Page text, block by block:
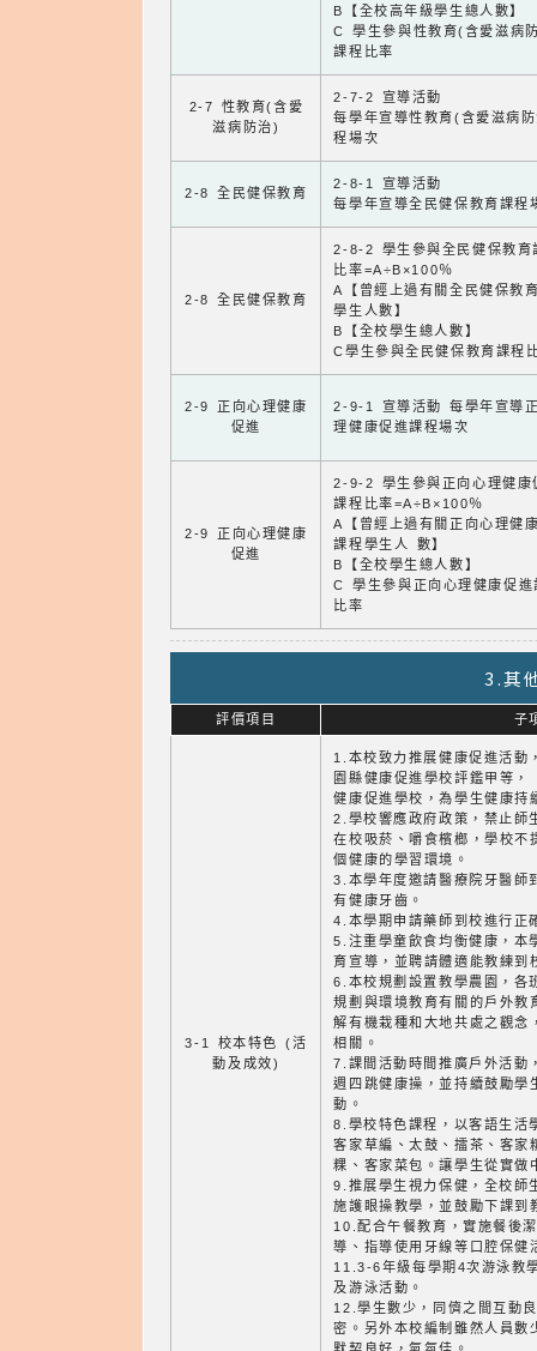
B【全校高年級學生總人數】
C 學生參與性教育(含愛滋病
課程比率
2-7 性教育(含愛
滋病防治)
2-7-2 宣導活動
每學年宣導性教育(含愛滋病
程場次
2-8 全民健保教育
2-8-1 宣導活動
每學年宣導全民健保教育課程
2-8 全民健保教育
2-8-2 學生參與全民健保教育
比率=A÷B×100％
A【曾經上過有關全民健保教
學生人數】
B【全校學生總人數】
C學生參與全民健保教育課程
2-9 正向心理健康
促進
2-9-1 宣導活動 每學年宣導
理健康促進課程場次
2-9 正向心理健康
促進
2-9-2 學生參與正向心理健康
課程比率=A÷B×100％
A【曾經上過有關正向心理健
課程學生人 數】
B【全校學生總人數】
C 學生參與正向心理健康促進
比率
3.其
評價項目 子
3-1 校本特色 (活
動及成效)
1.本校致力推展健康促進活動
園縣健康促進學校評鑑甲等，
健康促進學校，為學生健康持
2.學校響應政府政策，禁止師
在校吸菸、嚼食檳榔，學校不
個健康的學習環境。
3.本學年度邀請醫療院牙醫師
有健康牙齒。
4.本學期申請藥師到校進行正
5.注重學童飲食均衡健康，本
育宣導，並聘請體適能教練到
6.本校規劃設置教學農園，各
規劃與環境教育有關的戶外教
解有機栽種和大地共處之觀念
相關。
7.課間活動時間推廣戶外活動
週四跳健康操，並持續鼓勵學
動。
8.學校特色課程，以客語生活
客家草編、太鼓、擂茶、客家
粿、客家菜包。讓學生從實做
9.推展學生視力保健，全校師
施護眼操教學，並鼓勵下課到
10.配合午餐教育，實施餐後
導、指導使用牙線等口腔保健
11.3-6年級每學期4次游泳教
及游泳活動。
12.學生數少，同儕之間互動
密。另外本校編制雖然人員數